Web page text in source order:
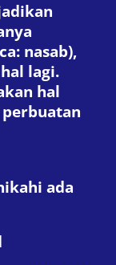
nasab),
lagi.
hal
ada